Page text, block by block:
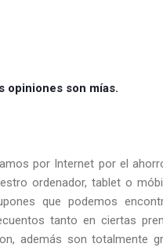
opiniones son mías.
por Internet por el
ordenador, tablet o
que podemos
tanto en ciertas
además son totalmente